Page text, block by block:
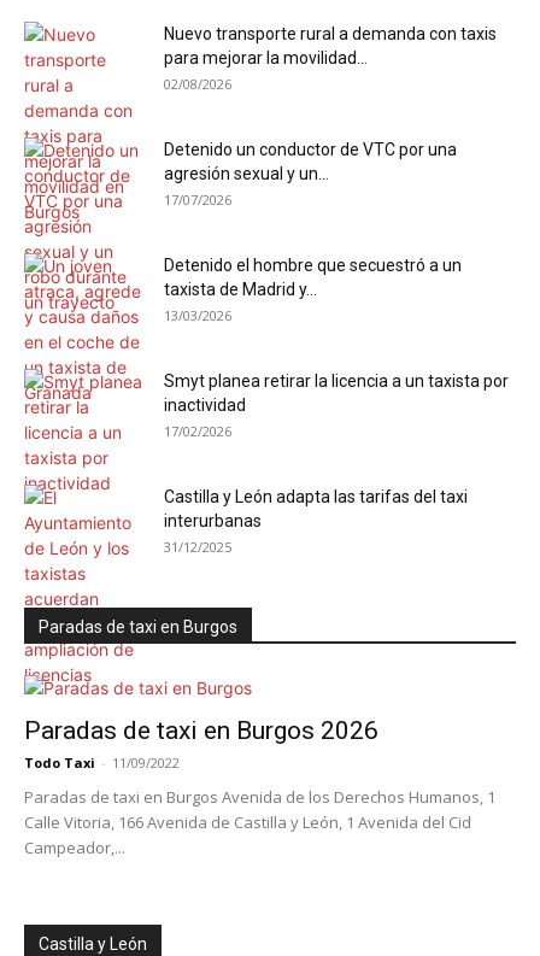
Nuevo transporte rural a demanda con taxis
para mejorar la movilidad...
02/08/2026
Detenido un conductor de VTC por una
agresión sexual y un...
17/07/2026
Detenido el hombre que secuestró a un
taxista de Madrid y...
13/03/2026
Smyt planea retirar la licencia a un taxista por
inactividad
17/02/2026
Castilla y León adapta las tarifas del taxi
interurbanas
31/12/2025
Paradas de taxi en Burgos
Paradas de taxi en Burgos 2026
Todo Taxi - 11/09/2022
Paradas de taxi en Burgos Avenida de los Derechos Humanos, 1
Calle Vitoria, 166 Avenida de Castilla y León, 1 Avenida del Cid
Campeador,...
Castilla y León